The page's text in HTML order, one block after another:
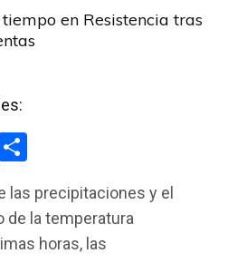
en Resistencia tras
m
p
las precipitaciones y el
de la temperatura
horas, las